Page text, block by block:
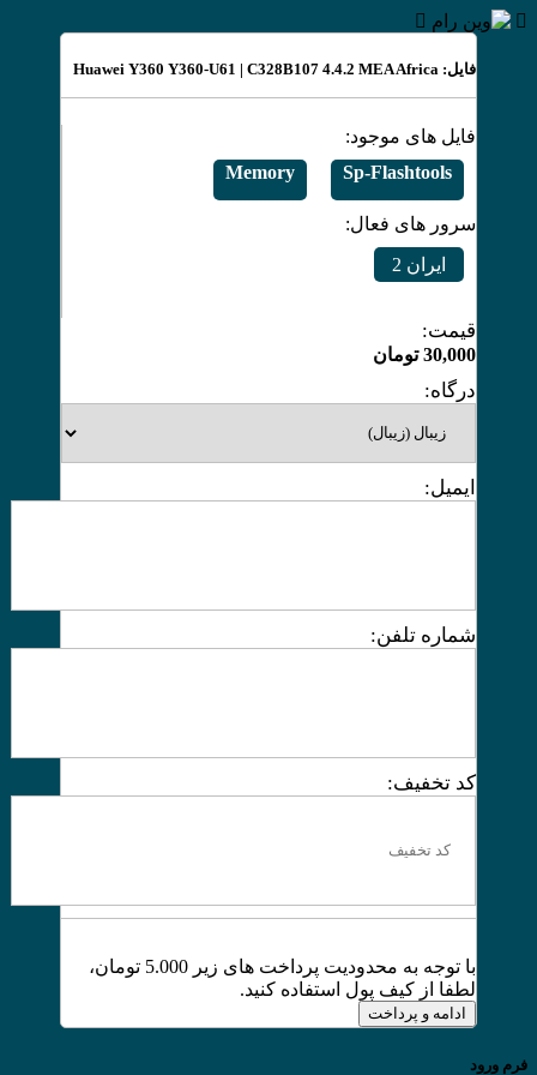
فایل: Huawei Y360 Y360-U61 | C328B107 4.4.2 MEA Africa
فایل های موجود:
Sp-Flashtools
Memory
سرور های فعال:
ایران 2
قیمت:
30,000 تومان
درگاه:
ایمیل:
شماره تلفن:
کد تخفیف:
با توجه به محدودیت پرداخت های زیر 5.000 تومان،
لطفا از کیف پول استفاده کنید.
ادامه و پرداخت
فرم ورود